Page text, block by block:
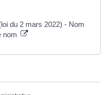
du 2 mars 2022) - Nom
nom